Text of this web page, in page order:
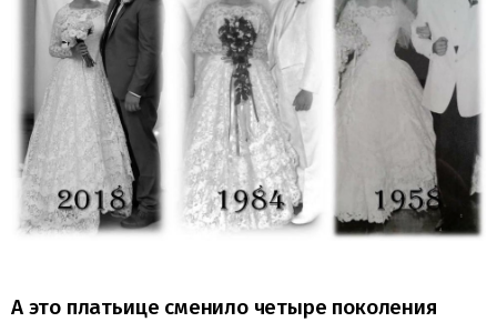
А это платьице сменило четыре поколения